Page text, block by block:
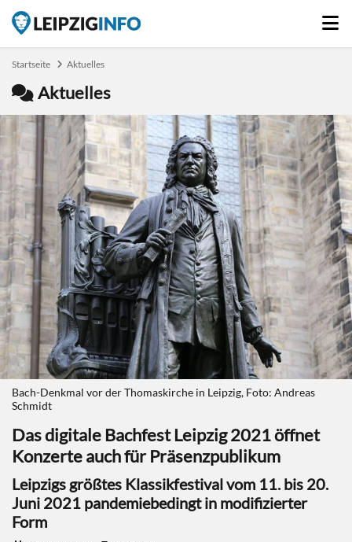
Startseite Aktuelles
Aktuelles
Bach-Denkmal vor der Thomaskirche in Leipzig, Foto: Andreas
Schmidt
Das digitale Bachfest Leipzig 2021 öffnet
Konzerte auch für Präsenzpublikum
Leipzigs größtes Klassikfestival vom 11. bis 20.
Juni 2021 pandemiebedingt in modifizierter
Form